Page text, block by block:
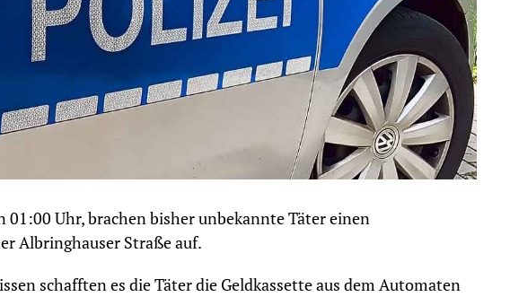
01:00 Uhr, brachen bisher unbekannte Täter einen
Albringhauser Straße auf.
schafften es die Täter die Geldkassette aus dem Automaten